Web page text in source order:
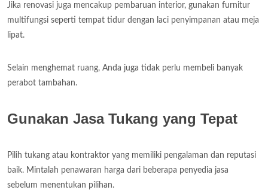
Jika renovasi juga mencakup pembaruan interior, gunakan furnitur
multifungsi seperti tempat tidur dengan laci penyimpanan atau meja
lipat.
Selain menghemat ruang, Anda juga tidak perlu membeli banyak
perabot tambahan.
Gunakan Jasa Tukang yang Tepat
Pilih tukang atau kontraktor yang memiliki pengalaman dan reputasi
baik. Mintalah penawaran harga dari beberapa penyedia jasa
sebelum menentukan pilihan.